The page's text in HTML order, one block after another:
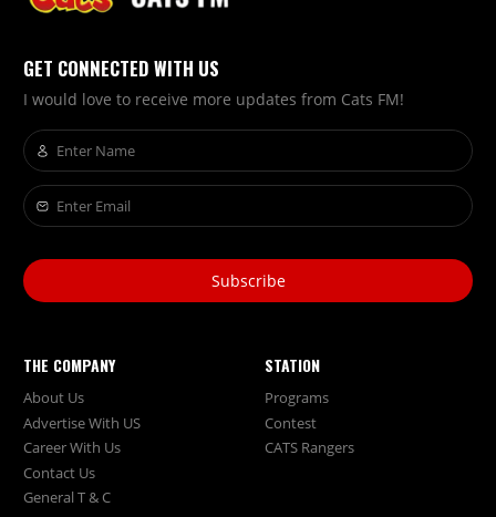
GET CONNECTED WITH US
I would love to receive more updates from Cats FM!
Subscribe
THE COMPANY
About Us
Advertise With US
Career With Us
Contact Us
General T & C
STATION
Programs
Contest
CATS Rangers